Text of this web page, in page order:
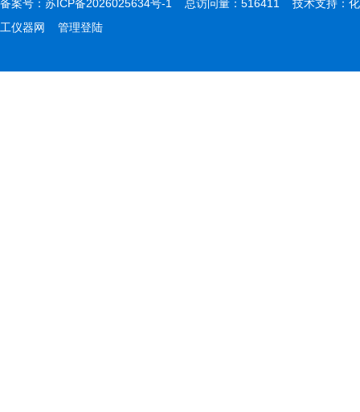
备案号： 苏ICP备2026025634号-1 总访问量：516411 技术支持： 化
工仪器网
管理登陆